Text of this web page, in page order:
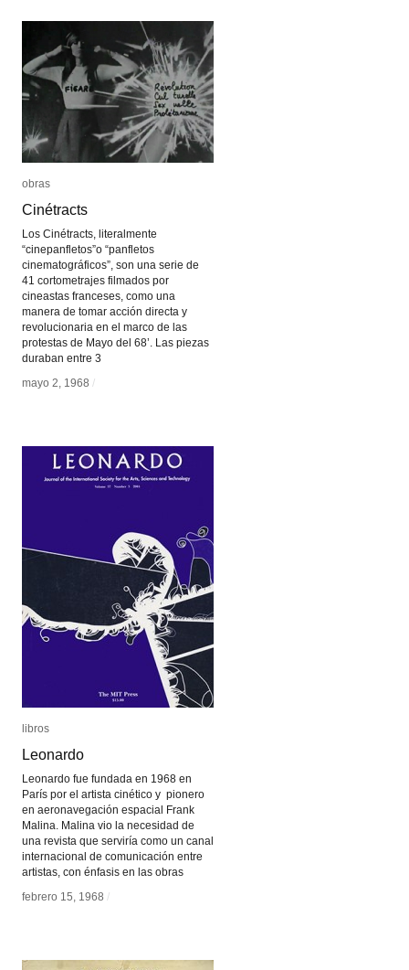
obras
Cinétracts
Los Cinétracts, literalmente
“cinepanfletos”o “panfletos
cinematográficos”, son una serie de
41 cortometrajes filmados por
cineastas franceses, como una
manera de tomar acción directa y
revolucionaria en el marco de las
protestas de Mayo del 68’. Las piezas
duraban entre 3
mayo 2, 1968 /
obras
Cinétracts
mayo 2, 1968 /
libros
Leonardo
Leonardo fue fundada en 1968 en
París por el artista cinético y pionero
en aeronavegación espacial Frank
Malina. Malina vio la necesidad de
una revista que serviría como un canal
internacional de comunicación entre
artistas, con énfasis en las obras
febrero 15, 1968 /
libros
Leonardo
febrero 15, 1968 /